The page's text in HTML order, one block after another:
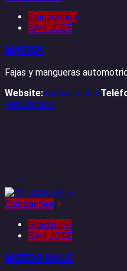
Goicoechea
SAN JOSÉ
MAFISA
Fajas y mangueras
Website: mafisacr.com
Ver Anuncio
Goicoechea +
Guadalupe
SAN JOSÉ
MOTOR HAUS